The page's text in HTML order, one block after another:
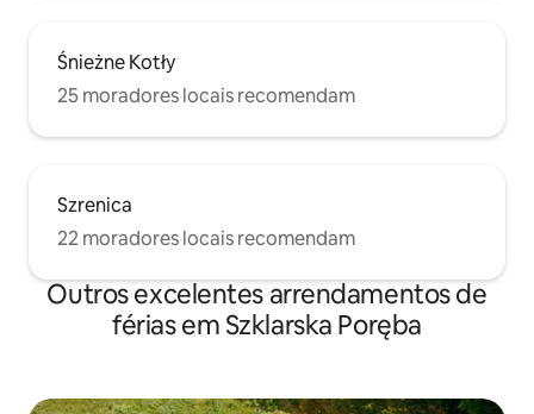
Śnieżne Kotły
25 moradores locais recomendam
Szrenica
22 moradores locais recomendam
Outros excelentes arrendamentos de
férias em Szklarska Poręba